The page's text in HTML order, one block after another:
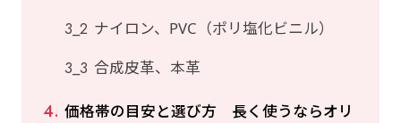
ナイロン、PVC（ポリ塩化ビニル）
合成皮革、本革
価格帯の目安と選び方 長く使うならオリ